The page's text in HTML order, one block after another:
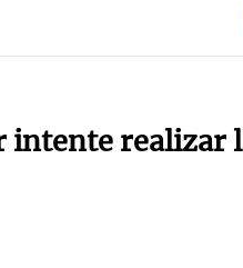
intente realizar